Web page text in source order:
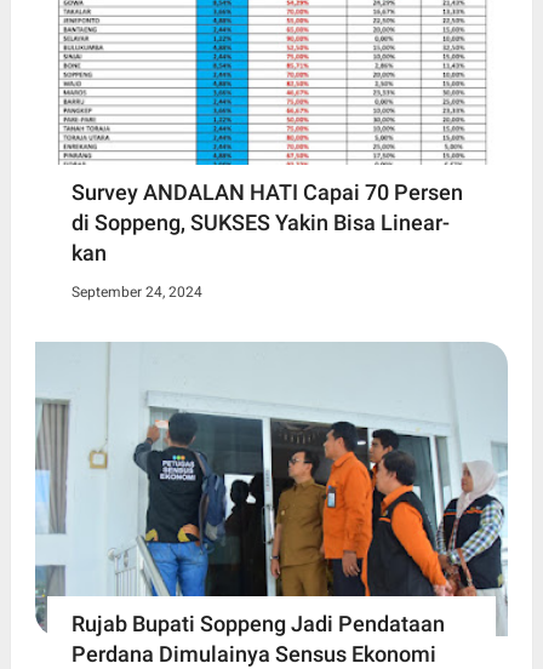
Survey ANDALAN HATI Capai 70 Persen
di Soppeng, SUKSES Yakin Bisa Linear-
kan
September 24, 2024
Rujab Bupati Soppeng Jadi Pendataan
Perdana Dimulainya Sensus Ekonomi